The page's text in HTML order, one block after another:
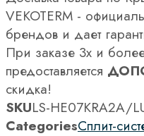
VEKOTERM -
брендов и дает
При заказе 3х и
предоставляется
скидка!
SKULS-HE07KRA2A/
CategoriesСплит-